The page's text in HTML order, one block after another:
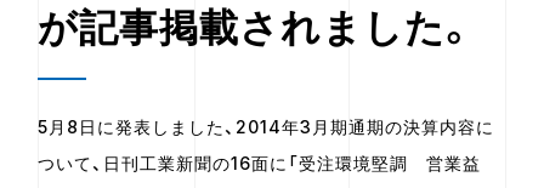
が記事掲載されました。
5月8日に発表しました、2014年3月期通期の決算内容に
ついて、日刊工業新聞の16面に「受注環境堅調 営業益